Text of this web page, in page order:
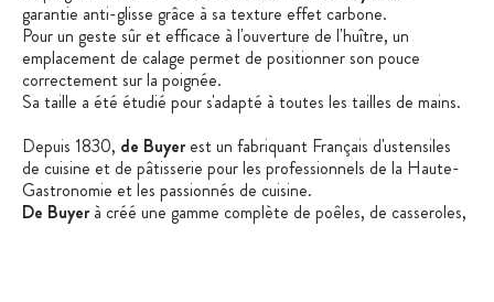
garantie anti-glisse grâce à sa texture effet carbone.
Pour un geste sûr et efficace à l'ouverture de l'huître, un
emplacement de calage permet de positionner son pouce
correctement sur la poignée.
Sa taille a été étudié pour s'adapté à toutes les tailles de mains.
Depuis 1830, de Buyerest un fabriquant Français d'ustensiles
de cuisine et de pâtisserie pour les professionnels de la Haute-
Gastronomie et les passionnés de cuisine.
De Buyerà créé une gamme complète de poêles, de casseroles,